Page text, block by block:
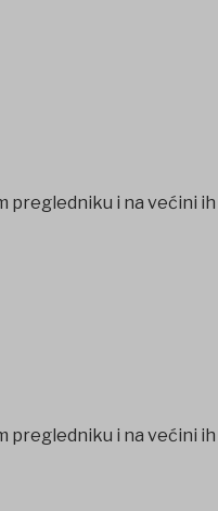
pregledniku i na većini
pregledniku i na većini